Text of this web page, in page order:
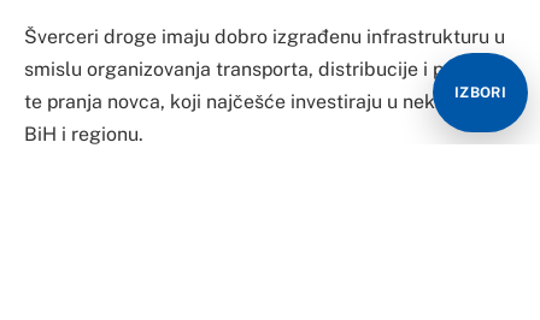
BiH raste potrošnja droge, a procjenjuje se da će taj
trend biti i nastavljen.
Na tržištu u BiH, istaknuto je, prisutne su gotovo sve
vrste droga, a dominiraju produkti kanabisa, kokain i
IZBORI